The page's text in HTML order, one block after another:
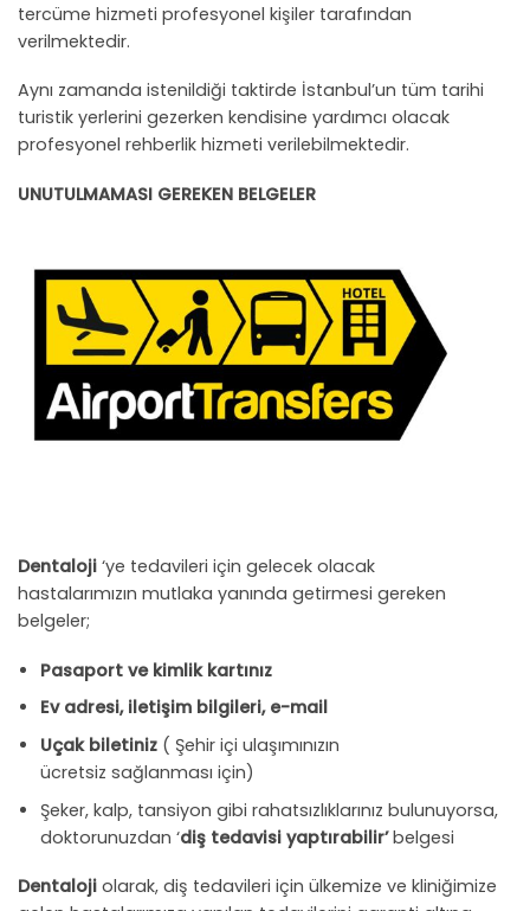
tercüme hizmeti profesyonel kişiler tarafından
verilmektedir.
Aynı zamanda istenildiği taktirde İstanbul’un tüm tarihi
turistik yerlerini gezerken kendisine yardımcı olacak
profesyonel rehberlik hizmeti verilebilmektedir.
UNUTULMAMASI GEREKEN BELGELER​
Dentaloji ‘ye tedavileri için gelecek olacak
hastalarımızın mutlaka yanında getirmesi gereken
belgeler;
Pasaport ve kimlik kartınız
Ev adresi, iletişim bilgileri, e-mail
Uçak biletiniz ( Şehir içi ulaşımınızın
ücretsiz sağlanması için)
Şeker, kalp, tansiyon gibi rahatsızlıklarınız bulunuyorsa,
doktorunuzdan ‘diş tedavisi yaptırabilir’belgesi
Dentaloji olarak, diş tedavileri için ülkemize ve kliniğimize